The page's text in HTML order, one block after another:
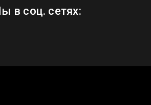
в соц. сетях: